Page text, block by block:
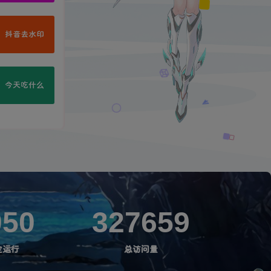
抖音去水印
今天吃什么
运行
327659
总访问量